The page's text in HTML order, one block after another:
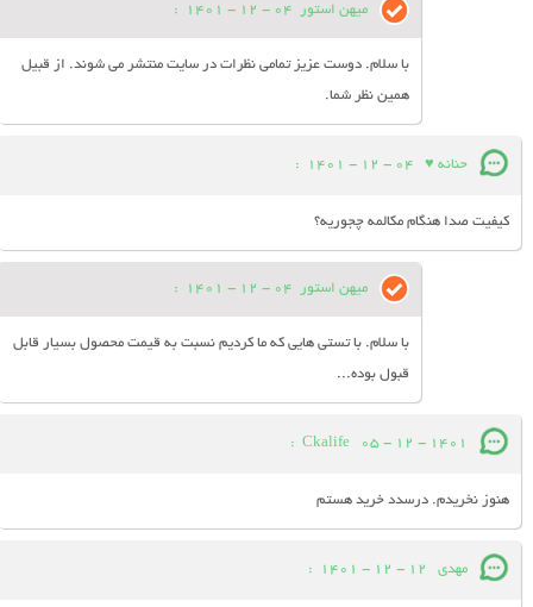
میهن استور 04 - 12 - 1401
:
با سلام. دوست عزیز تمامی نظرات در سایت منتشر می شوند. از قبیل
همین نظر شما.
حنانه ♥ 04 - 12 - 1401
:
کیفیت صدا هنگام مکالمه چجوریه؟
میهن استور 04 - 12 - 1401
:
با سلام. با تستی هایی که ما کردیم نسبت به قیمت محصول بسیار قابل
قبول بوده...
Ckalife 05 - 12 - 1401
:
هنوز نخریدم. درسدد خرید هستم
مهدی 12 - 12 - 1401
: